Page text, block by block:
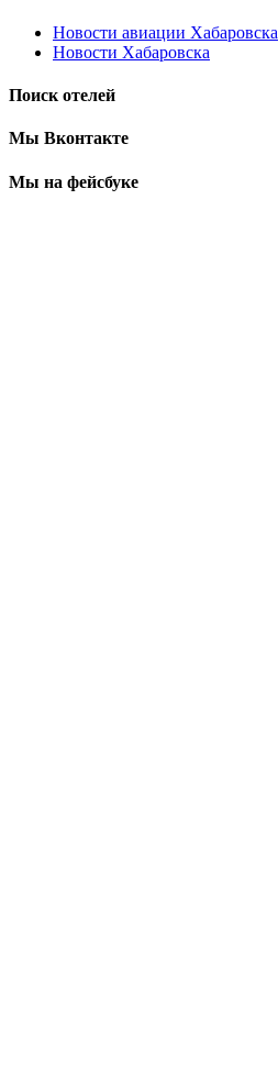
Новости авиации Хабаровска
Новости Хабаровска
Поиск отелей
Мы Вконтакте
Мы на фейсбуке